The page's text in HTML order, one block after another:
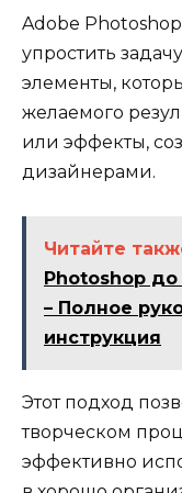
Adobe
упростить
элементы,
желаемого
или эффекты,
дизайнерами.
Читайте
Photoshop
– Полное
инструкция
Этот подход
творческом
эффективно